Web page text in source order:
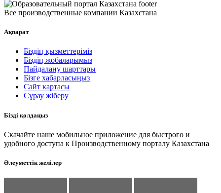
Все производственные компании Казахстана
Ақпарат
Біздің қызметтеріміз
Біздің жобаларымыз
Пайдалану шарттары
Бізге хабарласыңыз
Сайт картасы
Сұрау жіберу
Бізді қолдаңыз
Скачайте наше мобильное приложение для быстрого и
удобного доступа к Производственному порталу Казахстана
Әлеуметтік желілер